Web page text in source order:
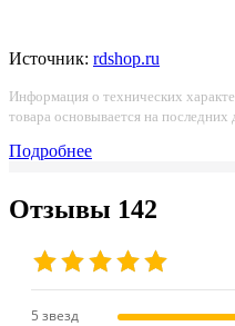
Источник: rdshop.ru
Информация о технических
товара основывается на
Подробнее
Отзывы 142
5 звезд